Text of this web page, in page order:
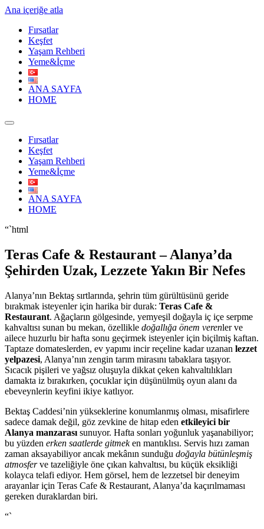
Ana içeriğe atla
Fırsatlar
Keşfet
Yaşam Rehberi
Yeme&İçme
ANA SAYFA
HOME
Fırsatlar
Keşfet
Yaşam Rehberi
Yeme&İçme
ANA SAYFA
HOME
“`html
Teras Cafe & Restaurant – Alanya’da
Şehirden Uzak, Lezzete Yakın Bir Nefes
Alanya’nın Bektaş sırtlarında, şehrin tüm gürültüsünü geride
bırakmak isteyenler için harika bir durak: Teras Cafe &
Restaurant. Ağaçların gölgesinde, yemyeşil doğayla iç içe serpme
kahvaltısı sunan bu mekan, özellikle doğallığa önem verenler ve
ailece huzurlu bir hafta sonu geçirmek isteyenler için biçilmiş kaftan.
Taptaze domateslerden, ev yapımı incir reçeline kadar uzanan lezzet
yelpazesi, Alanya’nın zengin tarım mirasını tabaklara taşıyor.
Sıcacık pişileri ve yağsız oluşuyla dikkat çeken kahvaltılıkları
damakta iz bırakırken, çocuklar için düşünülmüş oyun alanı da
ebeveynlerin keyfini ikiye katlıyor.
Bektaş Caddesi’nin yükseklerine konumlanmış olması, misafirlere
sadece damak değil, göz zevkine de hitap eden etkileyici bir
Alanya manzarası sunuyor. Hafta sonları yoğunluk yaşanabiliyor;
bu yüzden erken saatlerde gitmeken mantıklısı. Servis hızı zaman
zaman aksayabiliyor ancak mekânın sunduğu doğayla bütünleşmiş
atmosferve tazeliğiyle öne çıkan kahvaltısı, bu küçük eksikliği
kolayca telafi ediyor. Hem görsel, hem de lezzetsel bir deneyim
arayanlar için Teras Cafe & Restaurant, Alanya’da kaçırılmaması
gereken duraklardan biri.
“`